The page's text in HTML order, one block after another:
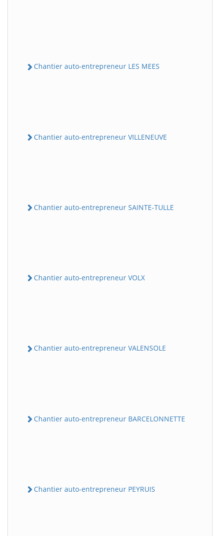
Chantier auto-entrepreneur LES MEES
Chantier auto-entrepreneur VILLENEUVE
Chantier auto-entrepreneur SAINTE-TULLE
Chantier auto-entrepreneur VOLX
Chantier auto-entrepreneur VALENSOLE
Chantier auto-entrepreneur BARCELONNETTE
Chantier auto-entrepreneur PEYRUIS